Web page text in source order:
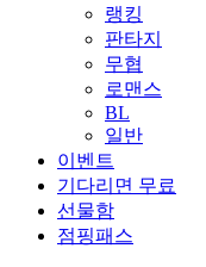
랭킹
판타지
무협
로맨스
BL
일반
이벤트
기다리면 무료
선물함
점핑패스